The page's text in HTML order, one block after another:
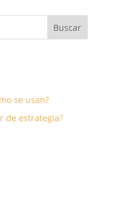
se usan?
de estrategia?